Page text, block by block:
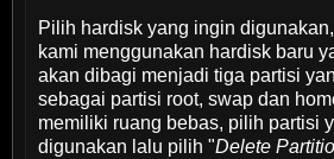
Pilih hardisk yang ingin
kami menggunakan hardisk baru
akan dibagi menjadi tiga partisi
sebagai partisi root, swap dan
memiliki ruang bebas, pilih partisi
digunakan lalu pilih "Delete